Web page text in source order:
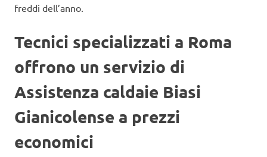
freddi dell’anno.
Tecnici specializzati a Roma
offrono un servizio di
Assistenza caldaie Biasi
Gianicolense a prezzi
economici